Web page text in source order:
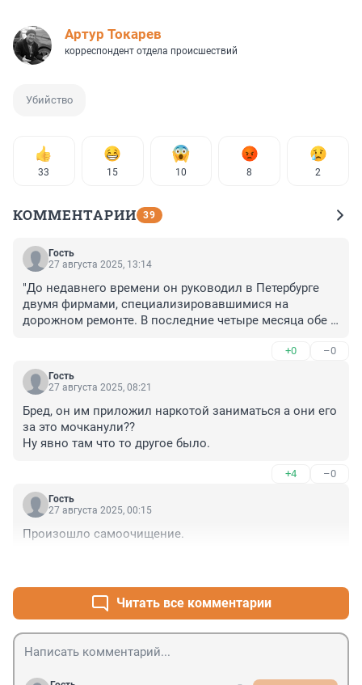
Артур Токарев
корреспондент отдела происшествий
Убийство
33 15 10 8 2
КОММЕНТАРИИ 39
Гость
27 августа 2025, 13:14
"До недавнего времени он руководил в Петербурге
двумя фирмами, специализировавшимися на
дорожном ремонте. В последние четыре месяца обе
Правда жизни. Получается даже это не выгодно,
потому и закрылось. Видимо заказы другим уходили,
трудно найти свободные заказы...
сайтах...
+0 –0
Гость
27 августа 2025, 08:21
Бред, он им приложил наркотой заниматься а они его
за это мочканули??
Ну явно там что то другое было.
+4 –0
Гость
27 августа 2025, 00:15
Произошло самоочищение.
Читать все комментарии